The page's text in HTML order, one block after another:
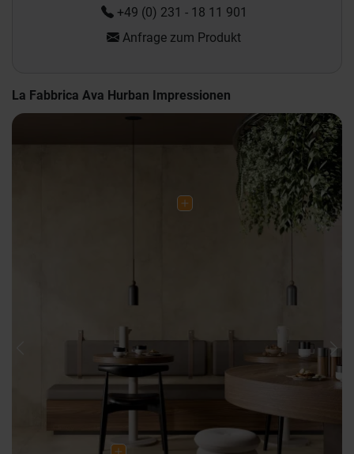
+49 (0) 231 - 18 11 901
Anfrage zum Produkt
La Fabbrica Ava Hurban Impressionen